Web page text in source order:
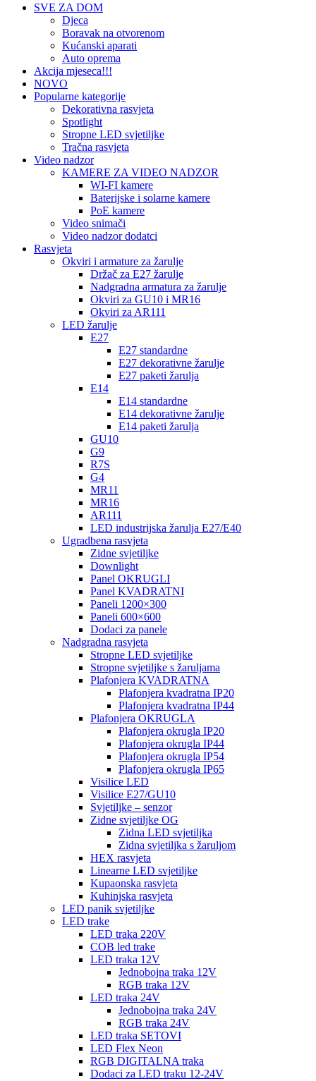
SVE ZA DOM
Djeca
Boravak na otvorenom
Kućanski aparati
Auto oprema
Akcija mjeseca!!!
NOVO
Popularne kategorije
Dekorativna rasvjeta
Spotlight
Stropne LED svjetiljke
Tračna rasvjeta
Video nadzor
KAMERE ZA VIDEO NADZOR
WI-FI kamere
Baterijske i solarne kamere
PoE kamere
Video snimači
Video nadzor dodatci
Rasvjeta
Okviri i armature za žarulje
Držač za E27 žarulje
Nadgradna armatura za žarulje
Okviri za GU10 i MR16
Okviri za AR111
LED žarulje
E27
E27 standardne
E27 dekorativne žarulje
E27 paketi žarulja
E14
E14 standardne
E14 dekorativne žarulje
E14 paketi žarulja
GU10
G9
R7S
G4
MR11
MR16
AR111
LED industrijska žarulja E27/E40
Ugradbena rasvjeta
Zidne svjetiljke
Downlight
Panel OKRUGLI
Panel KVADRATNI
Paneli 1200×300
Paneli 600×600
Dodaci za panele
Nadgradna rasvjeta
Stropne LED svjetiljke
Stropne svjetiljke s žaruljama
Plafonjera KVADRATNA
Plafonjera kvadratna IP20
Plafonjera kvadratna IP44
Plafonjera OKRUGLA
Plafonjera okrugla IP20
Plafonjera okrugla IP44
Plafonjera okrugla IP54
Plafonjera okrugla IP65
Visilice LED
Visilice E27/GU10
Svjetiljke – senzor
Zidne svjetiljke OG
Zidna LED svjetiljka
Zidna svjetiljka s žaruljom
HEX rasvjeta
Linearne LED svjetiljke
Kupaonska rasvjeta
Kuhinjska rasvjeta
LED panik svjetiljke
LED trake
LED traka 220V
COB led trake
LED traka 12V
Jednobojna traka 12V
RGB traka 12V
LED traka 24V
Jednobojna traka 24V
RGB traka 24V
LED traka SETOVI
LED Flex Neon
RGB DIGITALNA traka
Dodaci za LED traku 12-24V